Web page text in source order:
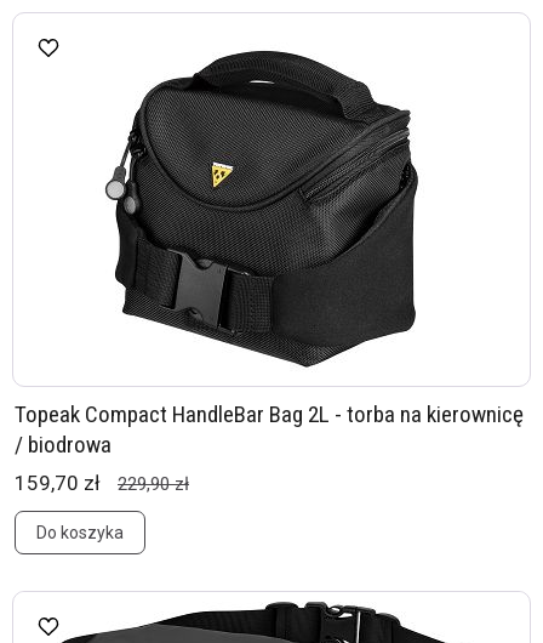
Topeak Compact HandleBar Bag 2L - torba na kierownicę
/ biodrowa
159,70 zł 229,90 zł
Do koszyka